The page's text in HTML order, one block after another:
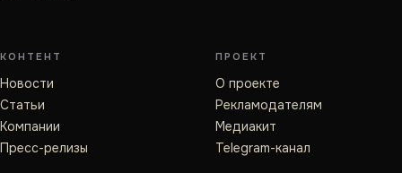
КОНТЕНТ
Новости
Статьи
Компании
Пресс-релизы
ПРОЕКТ
О проекте
Рекламодателям
Медиакит
Telegram-канал